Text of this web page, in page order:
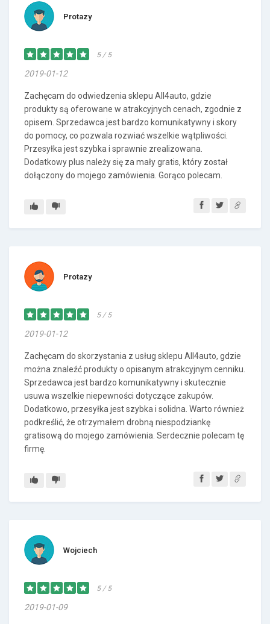
Protazy
5 / 5
2019-01-12
Zachęcam do odwiedzenia sklepu All4auto, gdzie
produkty są oferowane w atrakcyjnych cenach, zgodnie z
opisem. Sprzedawca jest bardzo komunikatywny i skory
do pomocy, co pozwala rozwiać wszelkie wątpliwości.
Przesyłka jest szybka i sprawnie zrealizowana.
Dodatkowy plus należy się za mały gratis, który został
dołączony do mojego zamówienia. Gorąco polecam.
Protazy
5 / 5
2019-01-12
Zachęcam do skorzystania z usług sklepu All4auto, gdzie
można znaleźć produkty o opisanym atrakcyjnym cenniku.
Sprzedawca jest bardzo komunikatywny i skutecznie
usuwa wszelkie niepewności dotyczące zakupów.
Dodatkowo, przesyłka jest szybka i solidna. Warto również
podkreślić, że otrzymałem drobną niespodziankę
gratisową do mojego zamówienia. Serdecznie polecam tę
firmę.
Wojciech
5 / 5
2019-01-09